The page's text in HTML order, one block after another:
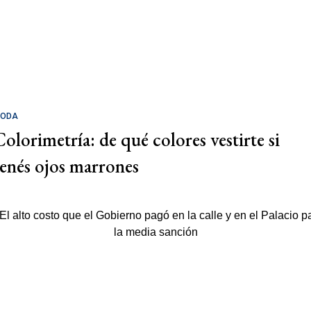
de qué colores vestirte si
ojos marrones